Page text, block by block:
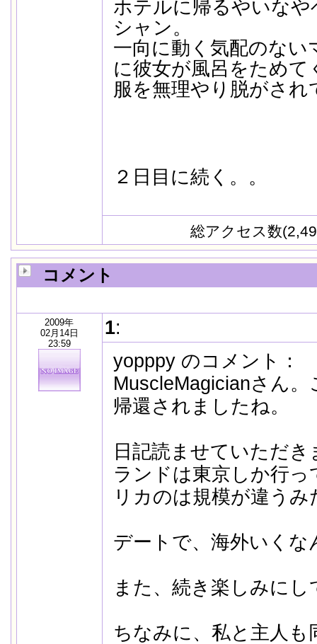
ホテルに帰るやいな
シャン。
一向に動く気配のな
に彼女が風呂をためて
服を無理やり脱がされ
２日目に続く。。
総アクセス数
コメント
2009年
02月14日
23:59
1:
yopppy のコメント：
MuscleMagicianさん
帰還されましたね。
日記読ませていただ
ランドは東京しか行
リカのは規模が違う
デートで、海外いくな
また、続き楽しみにし
ちなみに、私と主人も